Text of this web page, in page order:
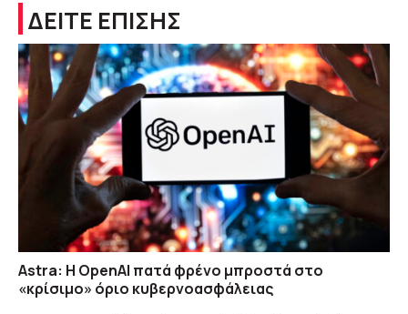
ΔΕΙΤΕ ΕΠΙΣΗΣ
Astra: Η OpenAI πατά φρένο μπροστά στο
«κρίσιμο» όριο κυβερνοασφάλειας